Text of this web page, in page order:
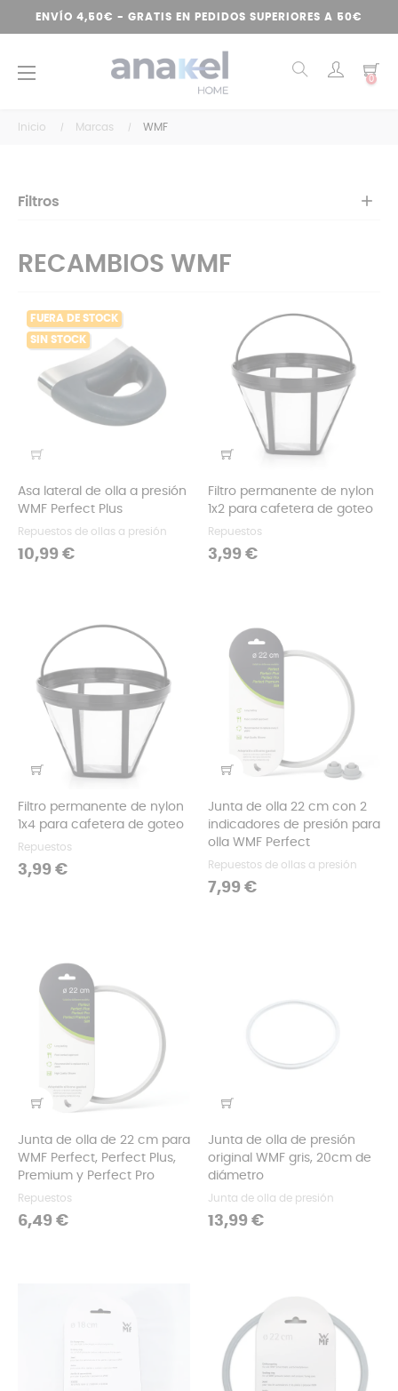
ENVÍO 4,50€ - GRATIS EN PEDIDOS SUPERIORES A 50€
Navegación
☰ 0
Inicio Marcas WMF
Filtros
RECAMBIOS WMF
FUERA DE STOCK
SIN STOCK
Asa lateral de olla a presión
WMF Perfect Plus
Repuestos de ollas a presión
Precio
10,99 €
Filtro permanente de nylon
1x2 para cafetera de goteo
Repuestos
Precio
3,99 €
Filtro permanente de nylon
1x4 para cafetera de goteo
Repuestos
Precio
3,99 €
Junta de olla 22 cm con 2
indicadores de presión para
olla WMF Perfect
Repuestos de ollas a presión
Precio
7,99 €
Junta de olla de 22 cm para
WMF Perfect, Perfect Plus,
Premium y Perfect Pro
Repuestos
Precio
6,49 €
Junta de olla de presión
original WMF gris, 20cm de
diámetro
Junta de olla de presión
Precio
13,99 €